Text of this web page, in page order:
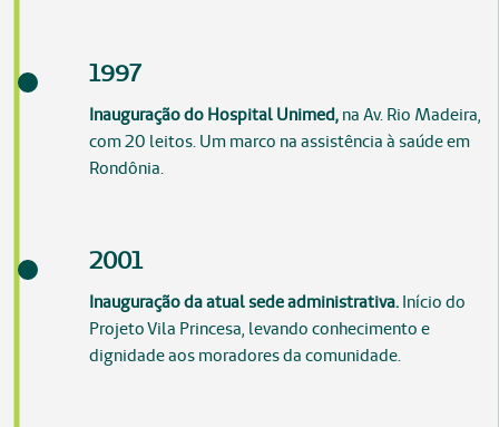
1997
Inauguração do Hospital Unimed, na Av. Rio Madeira,
com 20 leitos. Um marco na assistência à saúde em
Rondônia.
2001
Inauguração da atual sede administrativa. Início do
Projeto Vila Princesa, levando conhecimento e
dignidade aos moradores da comunidade.